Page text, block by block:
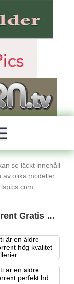
se läckt innehåll
olika modeller.
Porrbilder